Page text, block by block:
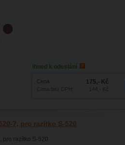
Ihned k odeslání
Cena: 175,- Kč
7, pro razítko S-520
pro razítko S-520